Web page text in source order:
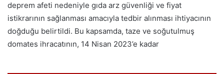
deprem afeti nedeniyle gıda arz güvenliği ve fiyat
istikrarının sağlanması amacıyla tedbir alınması ihtiyacının
doğduğu belirtildi. Bu kapsamda, taze ve soğutulmuş
domates ihracatının, 14 Nisan 2023’e kadar